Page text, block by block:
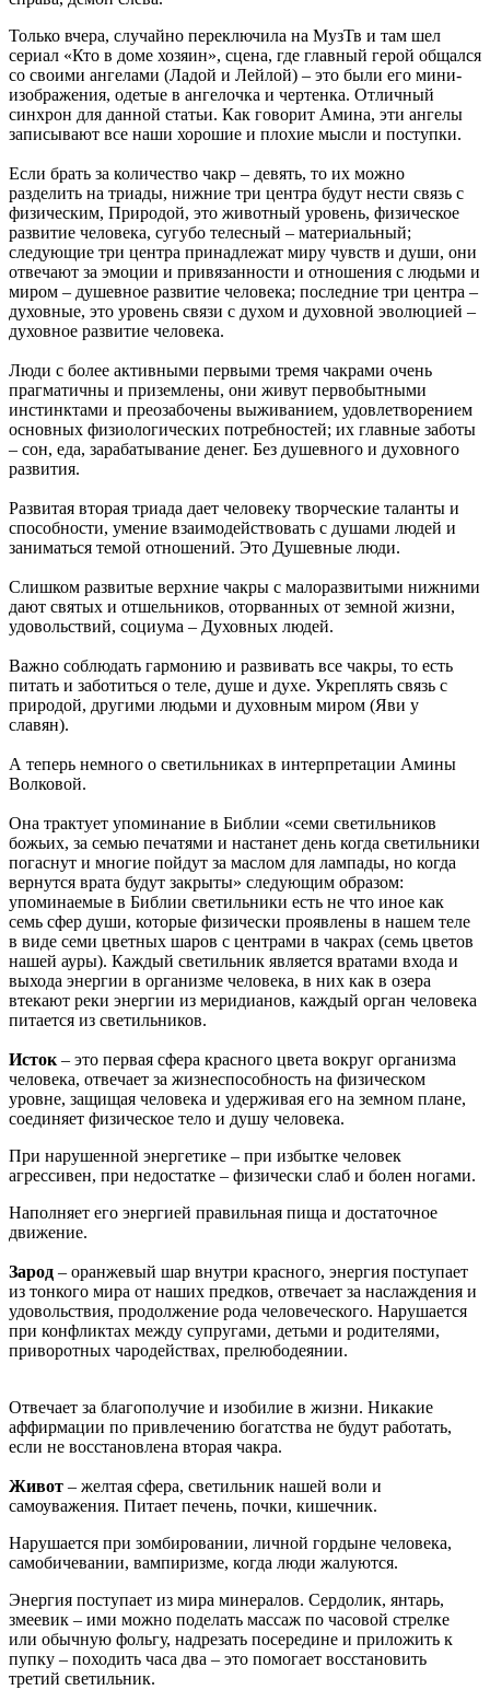
Только вчера, случайно переключила на МузТв и там шел
сериал «Кто в доме хозяин», сцена, где главный герой общался
со своими ангелами (Ладой и Лейлой) – это были его мини-
изображения, одетые в ангелочка и чертенка. Отличный
синхрон для данной статьи. Как говорит Амина, эти ангелы
записывают все наши хорошие и плохие мысли и поступки.
Если брать за количество чакр – девять, то их можно
разделить на триады, нижние три центра будут нести связь с
физическим, Природой, это животный уровень, физическое
развитие человека, сугубо телесный – материальный;
следующие три центра принадлежат миру чувств и души, они
отвечают за эмоции и привязанности и отношения с людьми и
миром – душевное развитие человека; последние три центра –
духовные, это уровень связи с духом и духовной эволюцией –
духовное развитие человека.
Люди с более активными первыми тремя чакрами очень
прагматичны и приземлены, они живут первобытными
инстинктами и преозабочены выживанием, удовлетворением
основных физиологических потребностей; их главные заботы
– сон, еда, зарабатывание денег. Без душевного и духовного
развития.
Развитая вторая триада дает человеку творческие таланты и
способности, умение взаимодействовать с душами людей и
заниматься темой отношений. Это Душевные люди.
Слишком развитые верхние чакры с малоразвитыми нижними
дают святых и отшельников, оторванных от земной жизни,
удовольствий, социума – Духовных людей.
Важно соблюдать гармонию и развивать все чакры, то есть
питать и заботиться о теле, душе и духе. Укреплять связь с
природой, другими людьми и духовным миром (Яви у
славян).
А теперь немного о светильниках в интерпретации Амины
Волковой.
Она трактует упоминание в Библии «семи светильников
божьих, за семью печатями и настанет день когда светильники
погаснут и многие пойдут за маслом для лампады, но когда
вернутся врата будут закрыты» следующим образом:
упоминаемые в Библии светильники есть не что иное как
семь сфер души, которые физически проявлены в нашем теле
в виде семи цветных шаров с центрами в чакрах (семь цветов
нашей ауры). Каждый светильник является вратами входа и
выхода энергии в организме человека, в них как в озера
втекают реки энергии из меридианов, каждый орган человека
питается из светильников.
Исток– это первая сфера красного цвета вокруг организма
человека, отвечает за жизнеспособность на физическом
уровне, защищая человека и удерживая его на земном плане,
соединяет физическое тело и душу человека.
При нарушенной энергетике – при избытке человек
агрессивен, при недостатке – физически слаб и болен ногами.
Наполняет его энергией правильная пища и достаточное
движение.
Зарод – оранжевый шар внутри красного, энергия поступает
из тонкого мира от наших предков, отвечает за наслаждения и
удовольствия, продолжение рода человеческого. Нарушается
при конфликтах между супругами, детьми и родителями,
приворотных чародействах, прелюбодеянии.
Отвечает за благополучие и изобилие в жизни. Никакие
аффирмации по привлечению богатства не будут работать,
если не восстановлена вторая чакра.
Живот – желтая сфера, светильник нашей воли и
самоуважения. Питает печень, почки, кишечник.
Нарушается при зомбировании, личной гордыне человека,
самобичевании, вампиризме, когда люди жалуются.
Энергия поступает из мира минералов. Сердолик, янтарь,
змеевик – ими можно поделать массаж по часовой стрелке
или обычную фольгу, надрезать посередине и приложить к
пупку – походить часа два – это помогает восстановить
третий светильник.